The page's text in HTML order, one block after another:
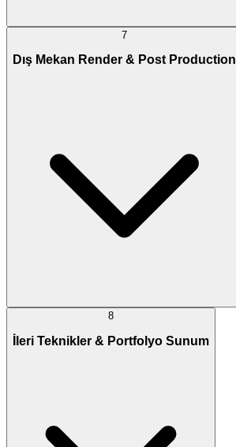
7
Dış Mekan Render & Post Production
8
İleri Teknikler & Portfolyo Sunum